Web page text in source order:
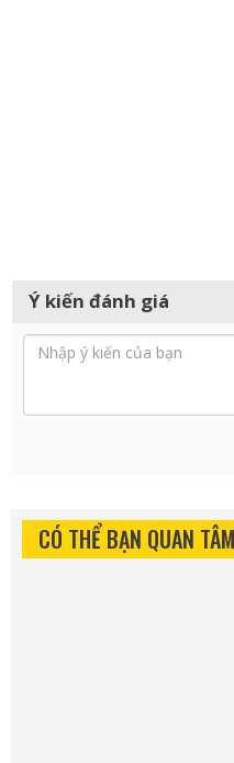
Ý kiến đánh giá
CÓ THỂ BẠN QUAN TÂM